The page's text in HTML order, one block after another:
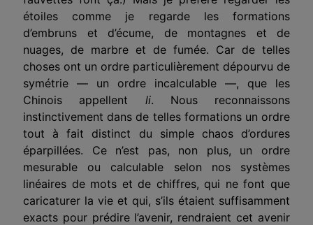
étoiles comme je regarde les formations
d’embruns et d’écume, de montagnes et de
nuages, de marbre et de fumée. Car de telles
choses ont un ordre particulièrement dépourvu de
symétrie — un ordre incalculable —, que les
Chinois appellent li. Nous reconnaissons
instinctivement dans de telles formations un ordre
tout à fait distinct du simple chaos d’ordures
éparpillées. Ce n’est pas, non plus, un ordre
mesurable ou calculable selon nos systèmes
linéaires de mots et de chiffres, qui ne font que
caricaturer la vie et qui, s’ils étaient suffisamment
exacts pour prédire l’avenir, rendraient cet avenir